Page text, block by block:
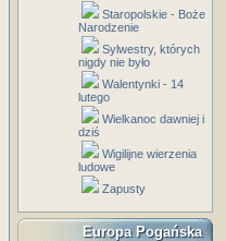
Staropolskie - Boże
Narodzenie
Sylwestry, których
nigdy nie było
Walentynki - 14
lutego
Wielkanoc dawniej i
dziś
Wigilijne wierzenia
ludowe
Zapusty
Europa Pogańska